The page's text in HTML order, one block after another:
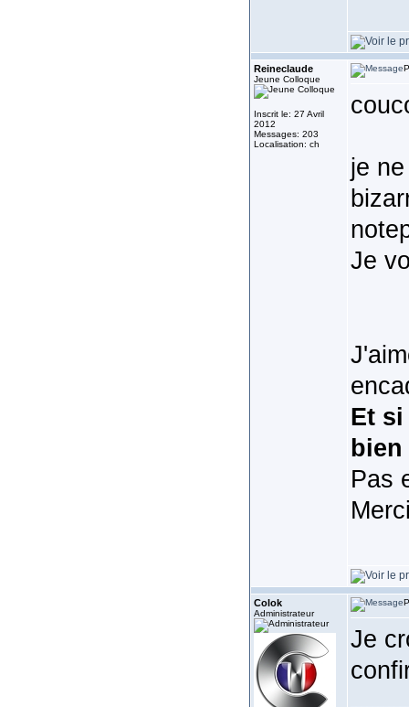
Reineclaude
Jeune Colloque
Inscrit le: 27 Avril
2012
Messages: 203
Localisation: ch
je
Je
Et
bien
Pas
Colok
Administrateur
Je